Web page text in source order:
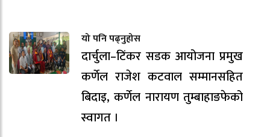
यो पनि पढ्नुहोस
दार्चुला–टिंकर सडक आयोजना प्रमुख
कर्णेल राजेश कटवाल सम्मानसहित
बिदाइ, कर्णेल नारायण तुम्बाहाङफेको
स्वागत ।